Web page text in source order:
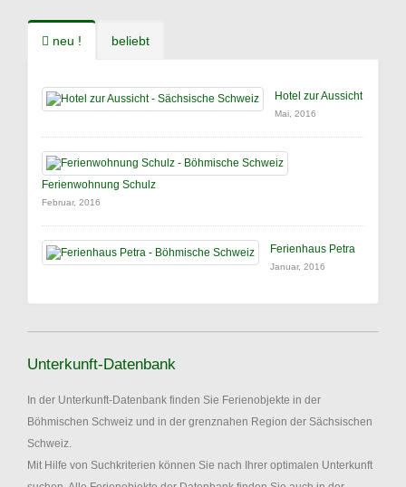
neu ! beliebt
Hotel zur Aussicht
Mai, 2016
Ferienwohnung Schulz
Februar, 2016
Ferienhaus Petra
Januar, 2016
Unterkunft-Datenbank
In der Unterkunft-Datenbank finden Sie Ferienobjekte in der
Böhmischen Schweiz und in der grenznahen Region der Sächsischen
Schweiz.
Mit Hilfe von Suchkriterien können Sie nach Ihrer optimalen Unterkunft